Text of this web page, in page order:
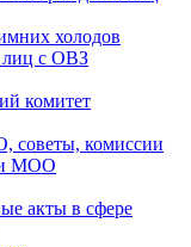
холодов
лиц с ОВЗ
комитет
советы, комиссии
МОО
акты в сфере